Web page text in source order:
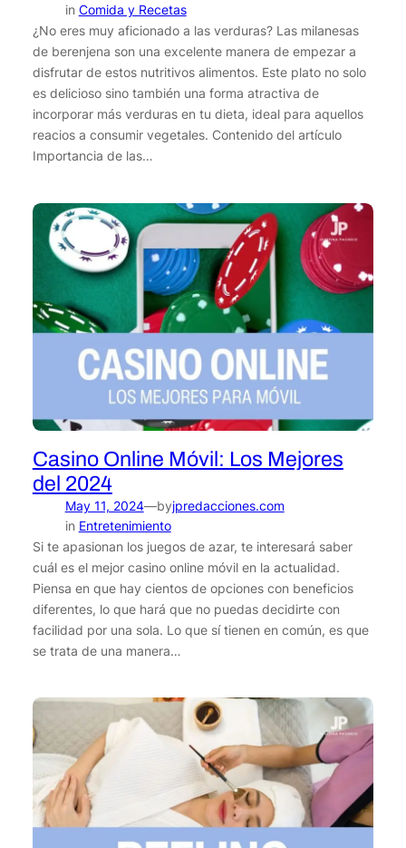
in Comida y Recetas
¿No eres muy aficionado a las verduras? Las milanesas
de berenjena son una excelente manera de empezar a
disfrutar de estos nutritivos alimentos. Este plato no solo
es delicioso sino también una forma atractiva de
incorporar más verduras en tu dieta, ideal para aquellos
reacios a consumir vegetales. Contenido del artículo
Importancia de las…
Casino Online Móvil: Los Mejores
del 2024
May 11, 2024—byjpredacciones.com
in Entretenimiento
Si te apasionan los juegos de azar, te interesará saber
cuál es el mejor casino online móvil en la actualidad.
Piensa en que hay cientos de opciones con beneficios
diferentes, lo que hará que no puedas decidirte con
facilidad por una sola. Lo que sí tienen en común, es que
se trata de una manera…